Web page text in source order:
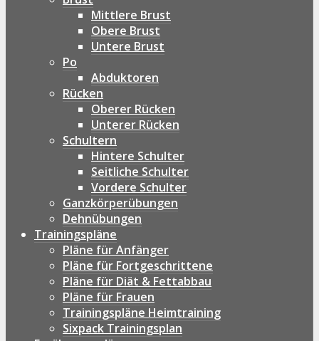
Mittlere Brust
Obere Brust
Untere Brust
Po
Abduktoren
Rücken
Oberer Rücken
Unterer Rücken
Schultern
Hintere Schulter
Seitliche Schulter
Vordere Schulter
Ganzkörperübungen
Dehnübungen
Trainingspläne
Pläne für Anfänger
Pläne für Fortgeschrittene
Pläne für Diät & Fettabbau
Pläne für Frauen
Trainingspläne Heimtraining
Sixpack Trainingsplan